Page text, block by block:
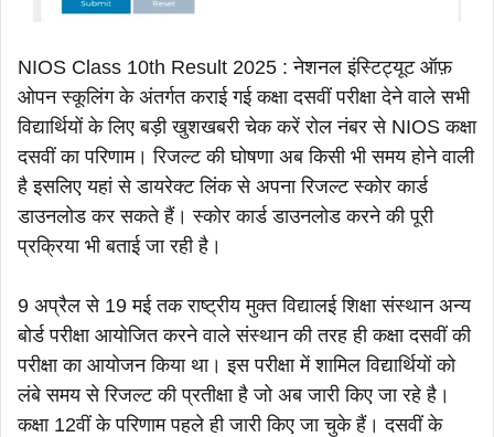
NIOS Class 10th Result 2025 : नेशनल इंस्टिट्यूट ऑफ़
ओपन स्कूलिंग के अंतर्गत कराई गई कक्षा दसवीं परीक्षा देने वाले सभी
विद्यार्थियों के लिए बड़ी खुशखबरी चेक करें रोल नंबर से NIOS कक्षा
दसवीं का परिणाम। रिजल्ट की घोषणा अब किसी भी समय होने वाली
है इसलिए यहां से डायरेक्ट लिंक से अपना रिजल्ट स्कोर कार्ड
डाउनलोड कर सकते हैं। स्कोर कार्ड डाउनलोड करने की पूरी
प्रक्रिया भी बताई जा रही है।
9 अप्रैल से 19 मई तक राष्ट्रीय मुक्त विद्यालई शिक्षा संस्थान अन्य
बोर्ड परीक्षा आयोजित करने वाले संस्थान की तरह ही कक्षा दसवीं की
परीक्षा का आयोजन किया था। इस परीक्षा में शामिल विद्यार्थियों को
लंबे समय से रिजल्ट की प्रतीक्षा है जो अब जारी किए जा रहे है।
कक्षा 12वीं के परिणाम पहले ही जारी किए जा चुके हैं। दसवीं के